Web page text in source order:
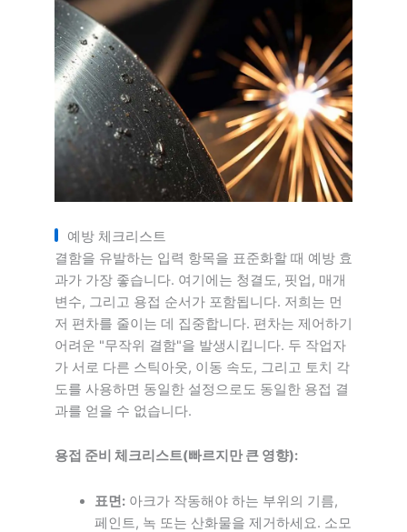
예방 체크리스트
결함을 유발하는 입력 항목을 표준화할 때 예방 효
과가 가장 좋습니다. 여기에는 청결도, 핏업, 매개
변수, 그리고 용접 순서가 포함됩니다. 저희는 먼
저 편차를 줄이는 데 집중합니다. 편차는 제어하기
어려운 "무작위 결함"을 발생시킵니다. 두 작업자
가 서로 다른 스틱아웃, 이동 속도, 그리고 토치 각
도를 사용하면 동일한 설정으로도 동일한 용접 결
과를 얻을 수 없습니다.
용접 준비 체크리스트(빠르지만 큰 영향):
표면:아크가 작동해야 하는 부위의 기름,
페인트, 녹 또는 산화물을 제거하세요. 소모